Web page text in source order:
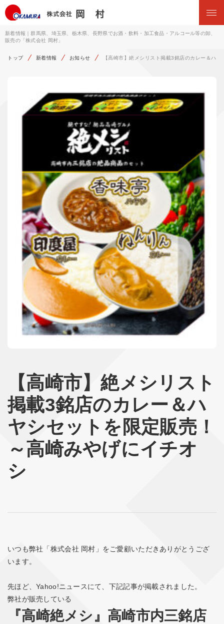
新着情報｜群馬県、埼玉県、栃木県、長野県でお酒・飲料・加工食品・アルコール等の卸、
販売の「株式会社 岡村」
トップ 新着情報 お知らせ 【高崎市】絶メシリスト掲載3銘店のカレー＆ハ
【高崎市】絶メシリスト
掲載3銘店のカレー＆ハ
ヤシセットを限定販売！
～高崎みやげにイチオ
シ
いつも弊社「株式会社 岡村」をご愛顧いただきありがとうござ
います。
先ほど、Yahoo!ニュースにて、下記記事が掲載されました。
弊社が販売している
『高崎絶メシ』高崎市内三銘店